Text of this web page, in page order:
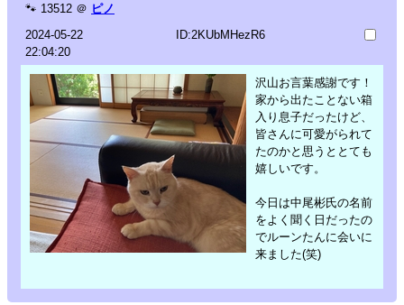
🐾 13512 ＠ ピノ
2024-05-22
22:04:20
ID:2KUbMHezR6
沢山お言葉感謝です！
家から出たことない箱
入り息子だったけど、
皆さんに可愛がられて
たのかと思うととても
嬉しいです。
今日は中尾彬氏の名前
をよく聞く日だったの
でルーンたんに会いに
来ました(笑)